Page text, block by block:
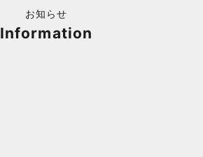
お知らせ
Information